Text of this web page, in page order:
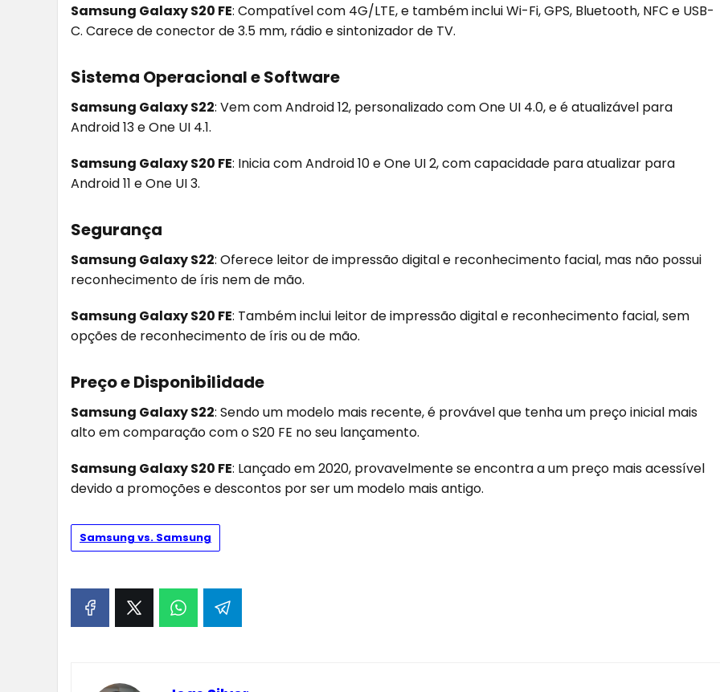
Samsung Galaxy S20 FE: Compatível com 4G/LTE, e também inclui Wi-Fi, GPS, Bluetooth, NFC e USB-
C. Carece de conector de 3.5 mm, rádio e sintonizador de TV.
Sistema Operacional e Software
Samsung Galaxy S22: Vem com Android 12, personalizado com One UI 4.0, e é atualizável para
Android 13 e One UI 4.1.
Samsung Galaxy S20 FE: Inicia com Android 10 e One UI 2, com capacidade para atualizar para
Android 11 e One UI 3.
Segurança
Samsung Galaxy S22: Oferece leitor de impressão digital e reconhecimento facial, mas não possui
reconhecimento de íris nem de mão.
Samsung Galaxy S20 FE: Também inclui leitor de impressão digital e reconhecimento facial, sem
opções de reconhecimento de íris ou de mão.
Preço e Disponibilidade
Samsung Galaxy S22: Sendo um modelo mais recente, é provável que tenha um preço inicial mais
alto em comparação com o S20 FE no seu lançamento.
Samsung Galaxy S20 FE: Lançado em 2020, provavelmente se encontra a um preço mais acessível
devido a promoções e descontos por ser um modelo mais antigo.
Samsung vs. Samsung